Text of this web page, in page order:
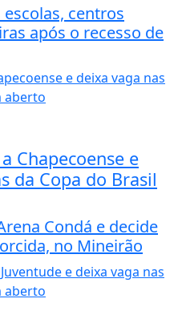
centros
após o recesso de
Chapecoense e
da Copa do Brasil
Condá e decide
no Mineirão